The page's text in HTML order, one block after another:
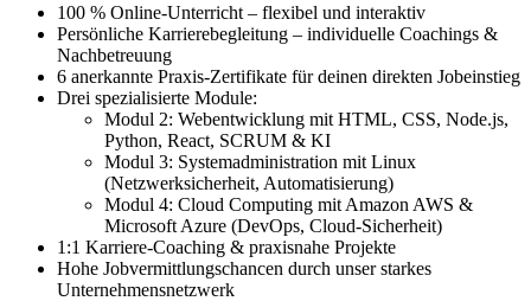
100 % Online-Unterricht – flexibel und interaktiv
Persönliche Karrierebegleitung – individuelle Coachings &
Nachbetreuung
6 anerkannte Praxis-Zertifikate für deinen direkten Jobeinstieg
Drei spezialisierte Module:
Modul 2: Webentwicklung mit HTML, CSS, Node.js,
Python, React, SCRUM & KI
Modul 3: Systemadministration mit Linux
(Netzwerksicherheit, Automatisierung)
Modul 4: Cloud Computing mit Amazon AWS &
Microsoft Azure (DevOps, Cloud-Sicherheit)
1:1 Karriere-Coaching & praxisnahe Projekte
Hohe Jobvermittlungschancen durch unser starkes
Unternehmensnetzwerk